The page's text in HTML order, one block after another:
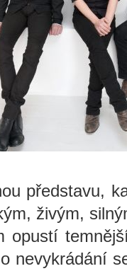
představu,
živým,
opustí
nevykrádání